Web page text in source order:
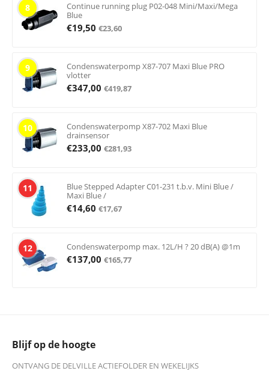
8
Continue running plug P02-048 Mini/Maxi/Mega
Blue
€19,50 €23,60
9
Condenswaterpomp X87-707 Maxi Blue PRO
vlotter
€347,00 €419,87
10
Condenswaterpomp X87-702 Maxi Blue
drainsensor
€233,00 €281,93
11
Blue Stepped Adapter C01-231 t.b.v. Mini Blue /
Maxi Blue /
€14,60 €17,67
12 Condenswaterpomp max. 12L/H ? 20 dB(A) @1m
€137,00 €165,77
Blijf op de hoogte
ONTVANG DE DELVILLE ACTIEFOLDER EN WEKELIJKS